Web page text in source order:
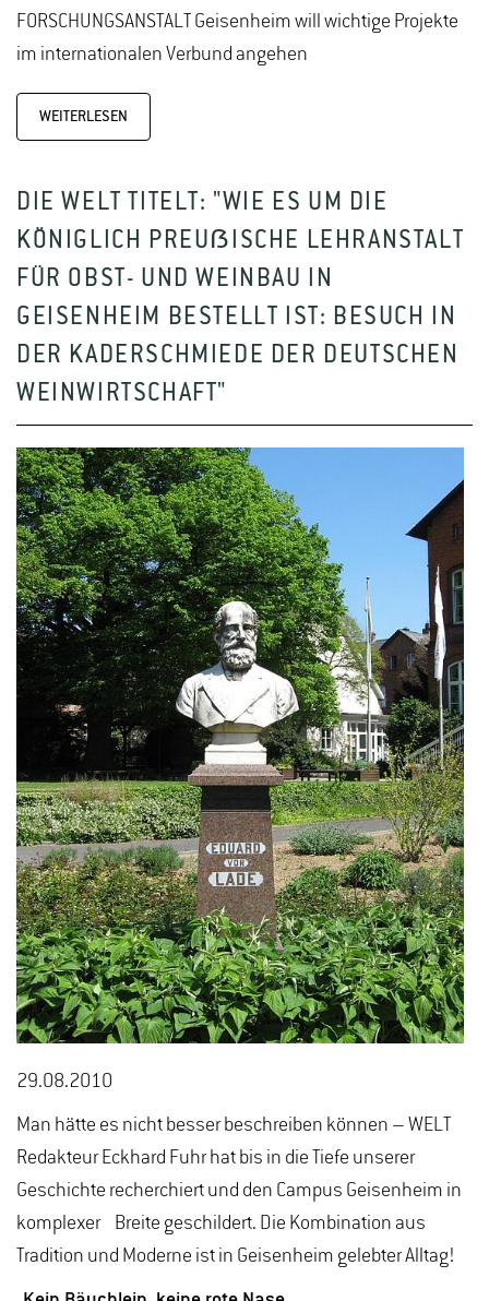
FORSCHUNGSANSTALT Geisenheim will wichtige Projekte
im internationalen Verbund angehen
WEITERLESEN
DIE WELT TITELT: "WIE ES UM DIE
KÖNIGLICH PREUẞISCHE LEHRANSTALT
FÜR OBST- UND WEINBAU IN
GEISENHEIM BESTELLT IST: BESUCH IN
DER KADERSCHMIEDE DER DEUTSCHEN
WEINWIRTSCHAFT"
29.08.2010
Man hätte es nicht besser beschreiben können – WELT
Redakteur Eckhard Fuhr hat bis in die Tiefe unserer
Geschichte recherchiert und den Campus Geisenheim in
komplexer Breite geschildert. Die Kombination aus
Tradition und Moderne ist in Geisenheim gelebter Alltag!